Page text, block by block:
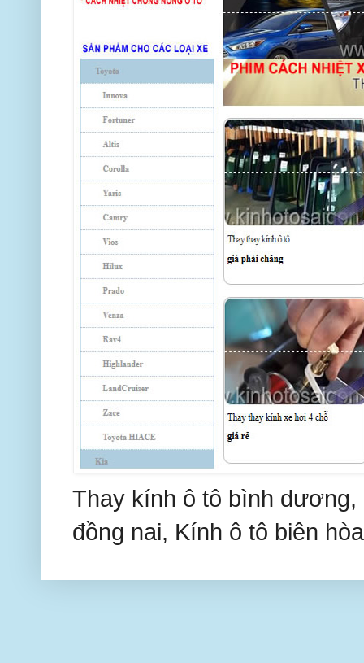
Thay kính ô tô bình
đồng nai, Kính ô tô biên